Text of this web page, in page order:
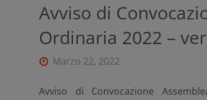
Avviso di
Ordinaria 2022 –
Marzo 22, 2022
Avviso di Convocazione